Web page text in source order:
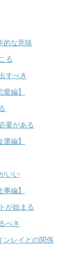
的な意味
る
すべき
編】
要がある
編】
いい
編】
が始まる
べき
ンレイとの関係